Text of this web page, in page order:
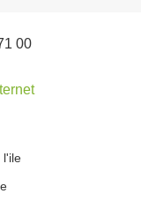
00
l'ile